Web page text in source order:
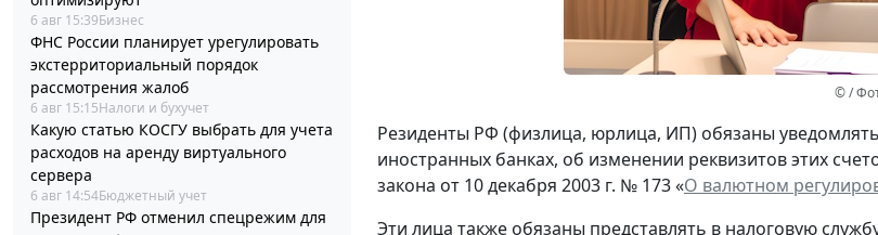
6 авг 15:39Бизнес
ФНС России планирует урегулировать
экстерриториальный порядок
рассмотрения жалоб
6 авг 15:15Налоги и бухучет
Какую статью КОСГУ выбрать для учета
расходов на аренду виртуального
сервера
6 авг 14:54Бюджетный учет
Президент РФ отменил спецрежим для
© /
Резиденты РФ (физлица, юрлица, ИП) обязаны
иностранных банках, об изменении реквизитов этих
закона от 10 декабря 2003 г. № 173 «О валютном
Эти лица также обязаны представлять в налоговую